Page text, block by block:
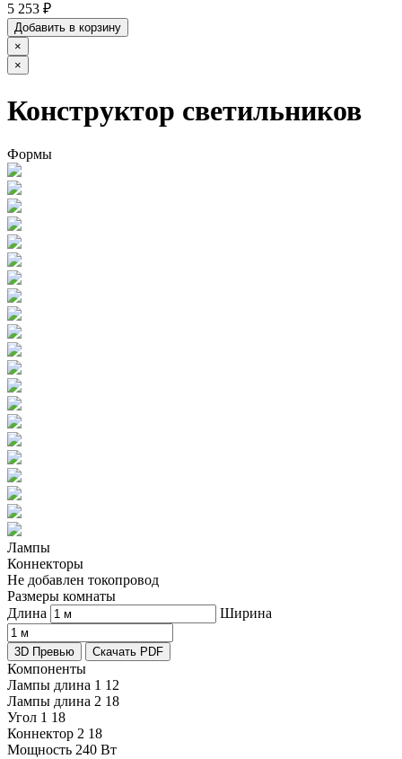
5 253 ₽
Добавить в корзину
×
×
Конструктор светильников
Формы
Лампы
Коннекторы
Не добавлен токопровод
Размеры комнаты
Длина
Ширина
3D Превью Скачать PDF
Компоненты
Лампы длина 1 12
Лампы длина 2 18
Угол 1 18
Коннектор 2 18
Мощность 240 Вт